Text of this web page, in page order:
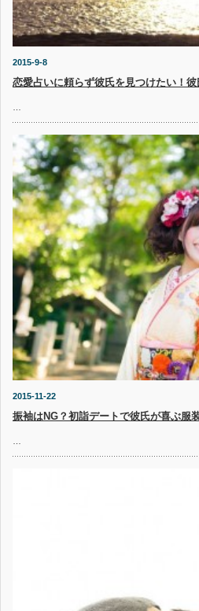
2015-9-8
恋愛占いに頼らず彼氏を見つけたい！
2015-11-22
振袖はNG？初詣デートで彼氏が喜ぶ服